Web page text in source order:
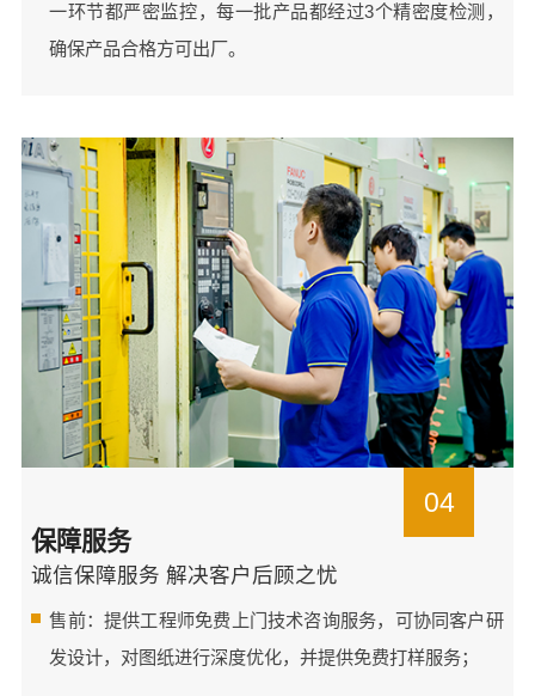
一环节都严密监控，每一批产品都经过3个精密度检测，
确保产品合格方可出厂。
04
保障服务
诚信保障服务 解决客户后顾之忧
售前：提供工程师免费上门技术咨询服务，可协同客户研
发设计，对图纸进行深度优化，并提供免费打样服务；